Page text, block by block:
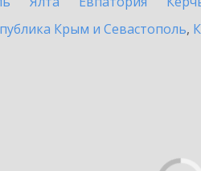
Крым и Севастополь,